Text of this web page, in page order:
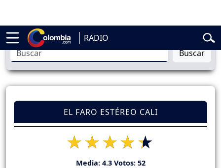
RADIO
de la Espriella Vuelta a Colombia
Buscar
EL FARO ESTÉREO CALI
Media: 4.3Votos: 52